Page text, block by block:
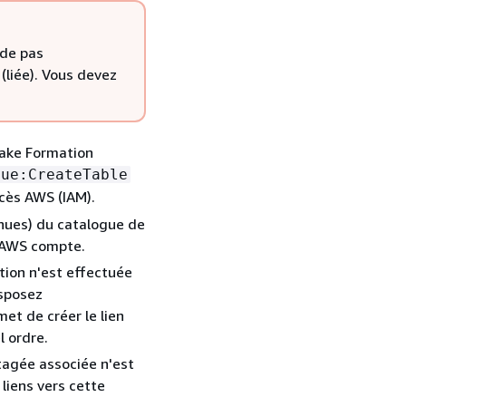
pas
Vous devez
Formation
AWS (IAM).
du catalogue de
compte.
n'est effectuée
de créer le lien
ordre.
associée n'est
liens vers cette